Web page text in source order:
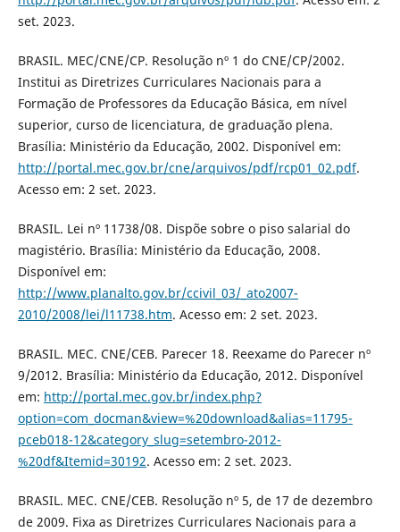
set. 2023.
BRASIL. MEC/CNE/CP. Resolução nº 1 do CNE/CP/2002.
Institui as Diretrizes Curriculares Nacionais para a
Formação de Professores da Educação Básica, em nível
superior, curso de licenciatura, de graduação plena.
Brasília: Ministério da Educação, 2002. Disponível em:
http://portal.mec.gov.br/cne/arquivos/pdf/rcp01_02.pdf.
Acesso em: 2 set. 2023.
BRASIL. Lei nº 11738/08. Dispõe sobre o piso salarial do
magistério. Brasília: Ministério da Educação, 2008.
Disponível em:
http://www.planalto.gov.br/ccivil_03/_ato2007-
2010/2008/lei/l11738.htm. Acesso em: 2 set. 2023.
BRASIL. MEC. CNE/CEB. Parecer 18. Reexame do Parecer nº
9/2012. Brasília: Ministério da Educação, 2012. Disponível
em: http://portal.mec.gov.br/index.php?
option=com_docman&view=%20download&alias=11795-
pceb018-12&category_slug=setembro-2012-
%20df&Itemid=30192. Acesso em: 2 set. 2023.
BRASIL. MEC. CNE/CEB. Resolução nº 5, de 17 de dezembro
de 2009. Fixa as Diretrizes Curriculares Nacionais para a